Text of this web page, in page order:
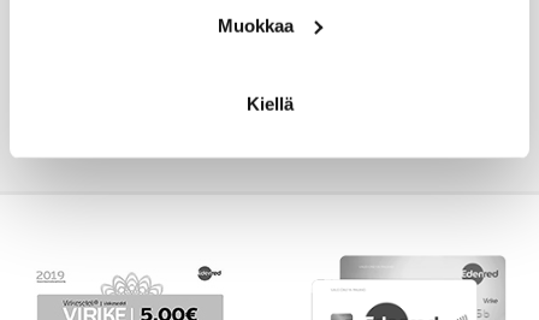
Muokkaa
Kiellä
Kysyttävää? Soita, me autamme!